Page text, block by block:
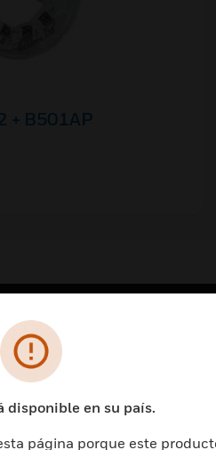
+ B501AP
disponible en su país.
página porque este